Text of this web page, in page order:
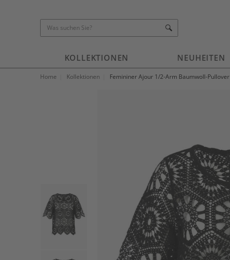
KOLLEKTIONEN NEUHEITEN
Home Kollektionen Femininer Ajour 1/2-Arm Baumwoll-Pullover